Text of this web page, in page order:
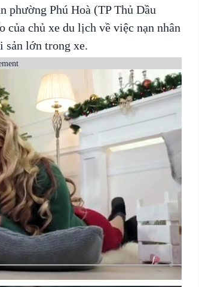
phường Phú Hoà (TP Thủ Dầu
chủ xe du lịch về việc nạn nhân
sản lớn trong xe.